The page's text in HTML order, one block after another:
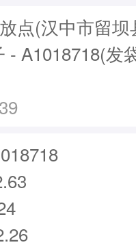
点(汉中市留
- A1018718(发